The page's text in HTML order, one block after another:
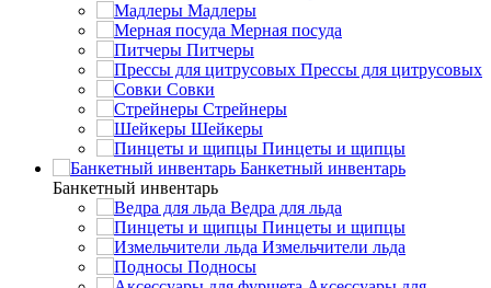
Мадлеры
Мерная посуда
Питчеры
Прессы для цитрусовых
Совки
Стрейнеры
Шейкеры
Пинцеты и щипцы
Банкетный инвентарь
Банкетный инвентарь
Ведра для льда
Пинцеты и щипцы
Измельчители льда
Подносы